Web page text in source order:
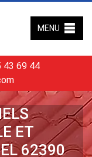
43 69 44
MENU
ET
62390